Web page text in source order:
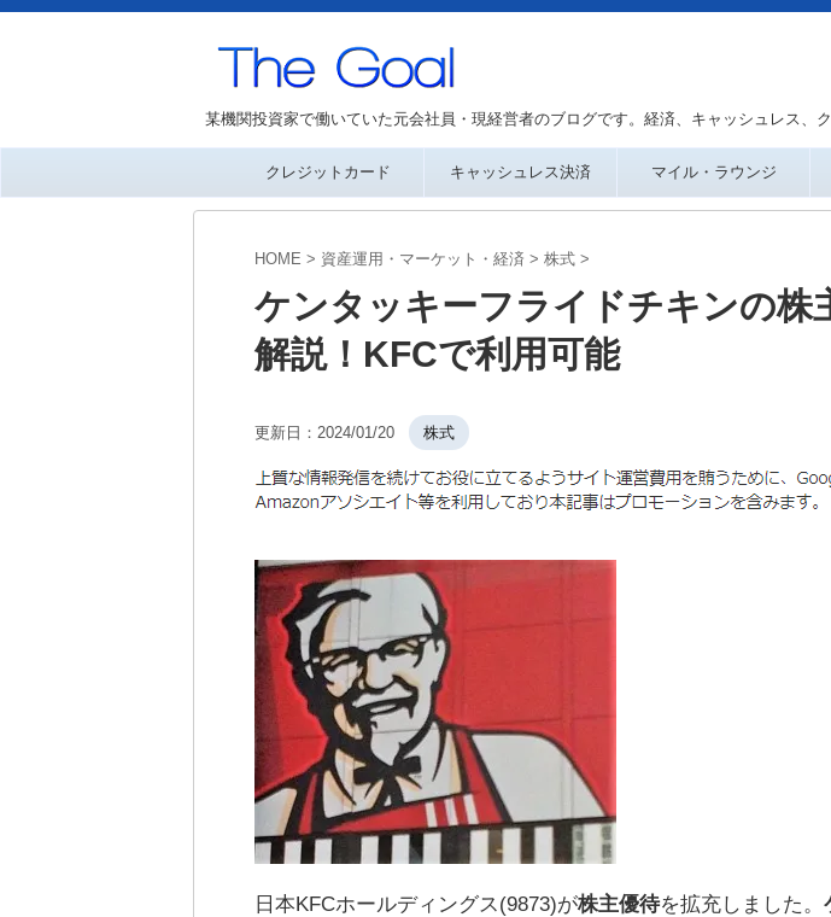
某機関投資家で働いていた元会社員・現経営者のブログです。経済、キャッシュレス、
クレジットカード キャッシュレス決済 マイル・ラウンジ
HOME > 資産運用・マーケット・経済 > 株式 >
ケンタッキーフライドチキンの株
解説！KFCで利用可能
更新日： 2024/01/20 株式
日本KFCホールディングス(9873)が株主優待を拡充しました。